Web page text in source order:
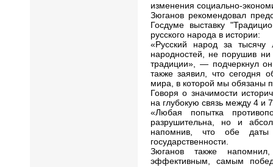
изменения социально-
Зюганов рекомендовал
Госдуме выставку
русского народа в истории:
«Русский народ за
народностей, не порушив
традиции», — подчеркнул
также заявил, что сегодня
мира, в которой мы обязаны
Говоря о значимости
на глубокую связь между 4 и
«Любая попытка
разрушительна, но и
напомнив, что обе даты
государственности.
Зюганов также
эффективным, самым